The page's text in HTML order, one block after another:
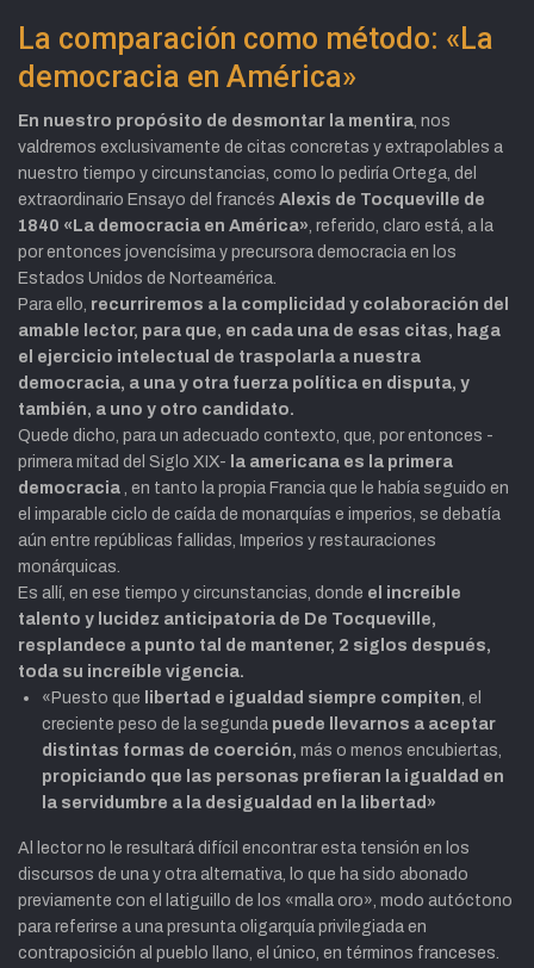
La comparación como método: «La
democracia en América»
En nuestro propósito de desmontar la mentira, nos
valdremos exclusivamente de citas concretas y extrapolables a
nuestro tiempo y circunstancias, como lo pediría Ortega, del
extraordinario Ensayo del francés Alexis de Tocqueville de
1840 «La democracia en América», referido, claro está, a la
por entonces jovencísima y precursora democracia en los
Estados Unidos de Norteamérica.
Para ello, recurriremos a la complicidad y colaboración del
amable lector, para que, en cada una de esas citas, haga
el ejercicio intelectual de traspolarla a nuestra
democracia, a una y otra fuerza política en disputa, y
también, a uno y otro candidato.
Quede dicho, para un adecuado contexto, que, por entonces -
primera mitad del Siglo XIX- la americana es la primera
democracia , en tanto la propia Francia que le había seguido en
el imparable ciclo de caída de monarquías e imperios, se debatía
aún entre repúblicas fallidas, Imperios y restauraciones
monárquicas.
Es allí, en ese tiempo y circunstancias, donde el increíble
talento y lucidez anticipatoria de De Tocqueville,
resplandece a punto tal de mantener, 2 siglos después,
toda su increíble vigencia.
«Puesto que libertad e igualdad siempre compiten, el
creciente peso de la segunda puede llevarnos a aceptar
distintas formas de coerción, más o menos encubiertas,
propiciando que las personas prefieran la igualdad en
la servidumbre a la desigualdad en la libertad»
Al lector no le resultará difícil encontrar esta tensión en los
discursos de una y otra alternativa, lo que ha sido abonado
previamente con el latiguillo de los «malla oro», modo autóctono
para referirse a una presunta oligarquía privilegiada en
contraposición al pueblo llano, el único, en términos franceses.